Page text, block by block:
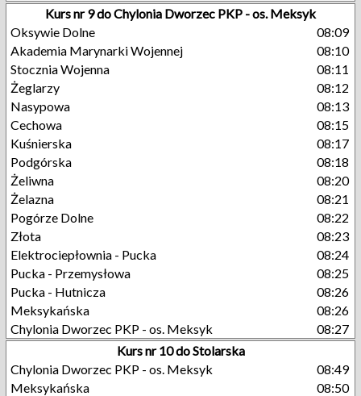
Kurs nr 9 do Chylonia Dworzec PKP - os. Meksyk
Oksywie Dolne
08:09
Akademia Marynarki Wojennej
08:10
Stocznia Wojenna
08:11
Żeglarzy
08:12
Nasypowa
08:13
Cechowa
08:15
Kuśnierska
08:17
Podgórska
08:18
Żeliwna
08:20
Żelazna
08:21
Pogórze Dolne
08:22
Złota
08:23
Elektrociepłownia - Pucka
08:24
Pucka - Przemysłowa
08:25
Pucka - Hutnicza
08:26
Meksykańska
08:26
Chylonia Dworzec PKP - os. Meksyk
08:27
Kurs nr 10 do Stolarska
Chylonia Dworzec PKP - os. Meksyk
08:49
Meksykańska
08:50